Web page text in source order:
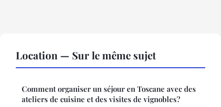
Location — Sur le même sujet
Comment organiser un séjour en Toscane avec des
ateliers de cuisine et des visites de vignobles?